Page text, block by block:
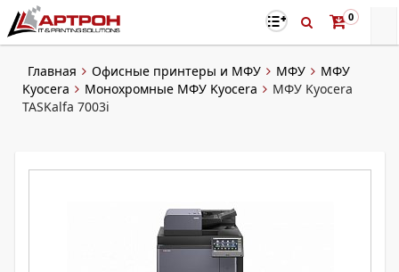
0
Главная Офисные принтеры и МФУ МФУ
МФУ
Kyocera
Монохромные МФУ Kyocera
МФУ Kyocera
TASKalfa 7003i